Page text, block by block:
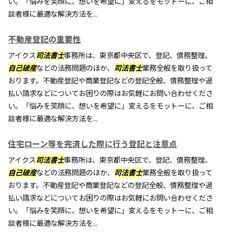
談者様に最適な解決方法を...
不動産登記の重要性
アイクス司法書士事務所は、東京都中央区で、登記、債務整理、
自己破産などの法務問題のほか、 司法書士業務全般を取り扱って
おります。不動産登記や商業登記などの登記全般、債務整理や過
払い請求などについてお困りの際はお気軽にお問い合わせくださ
い。「悩みを笑顔に、想いを希望に」変えるをモットーに、ご相
談者様に最適な解決方法を...
住宅ローン等を完済した際に行う登記と注意点
アイクス司法書士事務所は、東京都中央区で、登記、債務整理、
自己破産などの法務問題のほか、 司法書士業務全般を取り扱って
おります。不動産登記や商業登記などの登記全般、債務整理や過
払い請求などについてお困りの際はお気軽にお問い合わせくださ
い。「悩みを笑顔に、想いを希望に」変えるをモットーに、ご相
談者様に最適な解決方法を...